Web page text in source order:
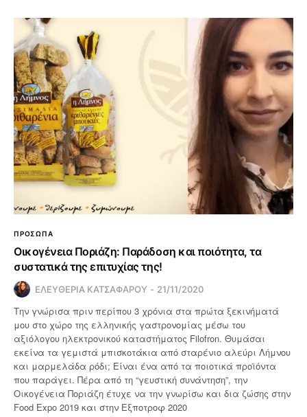
ΠΡΟΣΩΠΑ
Οικογένεια Ποριάζη: Παράδοση και ποιότητα, τα
συστατικά της επιτυχίας της!
ΕΛΕΥΘΕΡΙΑ ΚΑΤΣΑΦΑΡΟΥ 21/11/2020
Την γνώρισα πριν περίπου 3 χρόνια στα πρώτα ξεκινήματά
μου στο χώρο της ελληνικής γαστρονομίας μέσω του
αξιόλογου ηλεκτρονικού καταστήματος Filofron. Θυμάσαι
εκείνα τα γεμιστά μπισκοτάκια από σταρένιο αλεύρι Λήμνου
και μαρμελάδα ρόδι; Είναι ένα από τα ποιοτικά προϊόντα
που παράγει. Πέρα από τη “γευστική συνάντηση”, την
Οικογένεια Ποριάζη έτυχε να την γνωρίσω και δια ζώσης στην
Food Expo 2019 και στην Εξποτροφ 2020